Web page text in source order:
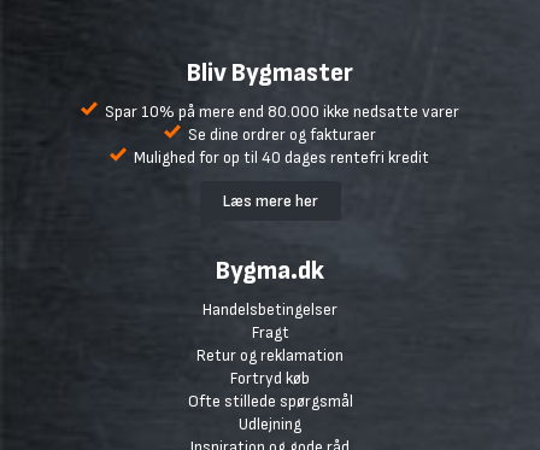
Bliv Bygmaster
Spar 10% på mere end 80.000 ikke nedsatte varer
Se dine ordrer og fakturaer
Mulighed for op til 40 dages rentefri kredit
Læs mere her
Bygma.dk
Handelsbetingelser
Fragt
Retur og reklamation
Fortryd køb
Ofte stillede spørgsmål
Udlejning